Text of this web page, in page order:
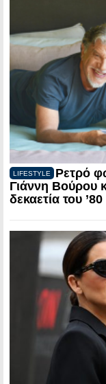
LIFESTYLE
Ρετρό
Γιάννη Βούρου
δεκαετία του ’80